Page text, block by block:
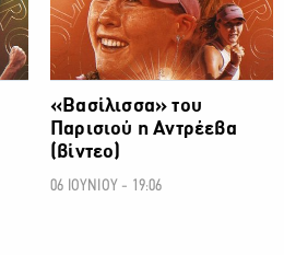
«Βασίλισσα» του
Παρισιού η Αντρέεβα
(βίντεο)
06 ΙΟΥΝΙΟΥ - 19:06